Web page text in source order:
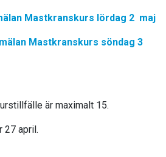
Mastkranskurs lördag 2 maj
Mastkranskurs söndag 3
är maximalt 15.
27 april.